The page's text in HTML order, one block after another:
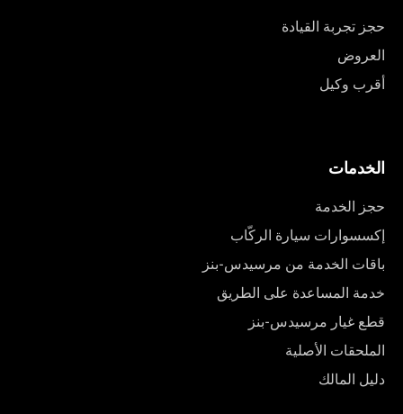
حجز تجربة القيادة
العروض
أقرب وكيل
الخدمات
حجز الخدمة
إكسسوارات سيارة الركّاب
باقات الخدمة من مرسيدس-بنز
خدمة المساعدة على الطريق
قطع غيار مرسيدس-بنز
الملحقات الأصلية
دليل المالك